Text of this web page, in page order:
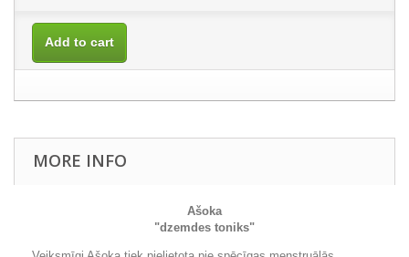
Add to cart
MORE INFO
Ašoka
"dzemdes toniks"